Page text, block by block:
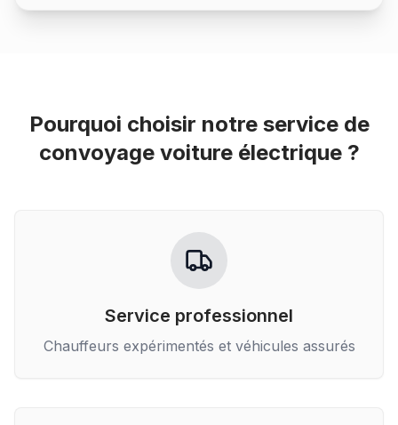
Pourquoi choisir notre service de
convoyage voiture électrique?
Service professionnel
Chauffeurs expérimentés et véhicules assurés